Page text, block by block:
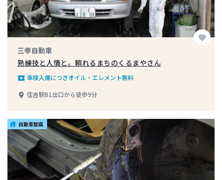
favorite
三孝自動車
熟練技と人情と。頼れるまちのくるまやさん
local_play 車検入庫につきオイル・エレメント無料
place 住吉駅B1出口から徒歩9分
house 自動車整備